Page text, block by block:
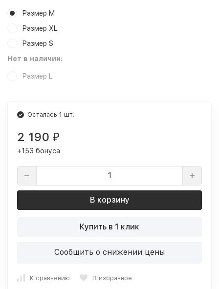
Размер M
Размер XL
Размер S
Нет в наличии:
Размер L
Осталась 1 шт.
2 190 ₽
+153 бонуса
В корзину
Купить в 1 клик
Сообщить о снижении цены
К сравнению В избранное